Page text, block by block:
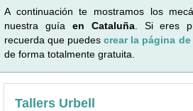
A continuación te mostramos los
nuestra guía en Cataluña. Si eres
recuerda que puedescrear la página
de forma totalmente gratuita.
Tallers Urbell